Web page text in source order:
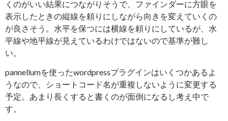
くのがいい結果につながりそうで、ファインダーに方眼を
表示したときの縦線を頼りにしながら向きを変えていくの
が良さそう。水平を保つには横線を頼りにしているが、水
平線や地平線が見えているわけではないので基準が難し
い。
pannellumを使ったwordpressプラグインはいくつかあるよ
うなので、ショートコード名が重複しないように変更する
予定。あまり長くすると書くのが面倒になるし考え中で
す。